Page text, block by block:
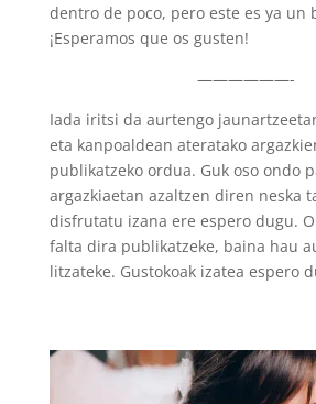
dentro de poco, pero este es ya un
¡Esperamos que os gusten!
——————-
Iada iritsi da aurtengo
eta kanpoaldean ateratako
publikatzeko ordua. Guk oso ondo
argazkiaetan azaltzen diren neska
disfrutatu izana ere espero dugu.
falta dira publikatzeke, baina hau
litzateke. Gustokoak izatea espero